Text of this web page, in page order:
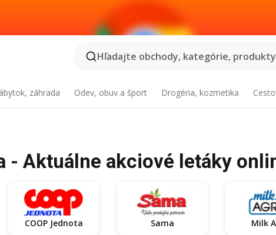
Hľadajte obchody, kategórie,
záhrada Odev, obuv a šport Drogéria, kozmetika
- Aktuálne akciové letáky
COOP Jednota Sama Milk